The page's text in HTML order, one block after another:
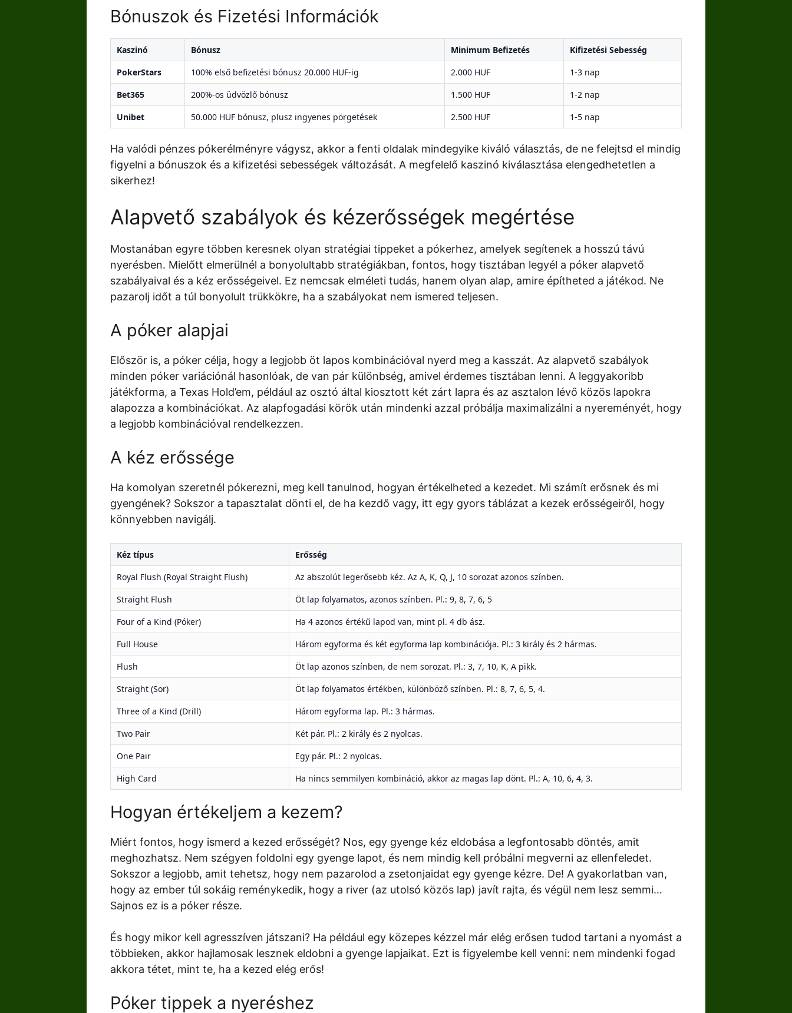
Bónuszok és Fizetési Információk
Kaszinó Bónusz Minimum Befizetés
Kifizetési Sebesség
PokerStars
100% első befizetési bónusz 20.000 HUF-ig 2.000 HUF
1-3 nap
Bet365
200%-os üdvözlő bónusz 1.500 HUF
1-2 nap
Unibet
50.000 HUF bónusz, plusz ingyenes pörgetések 2.500 HUF 1-5 nap
Ha valódi pénzes pókerélményre vágysz, akkor a fenti oldalak mindegyike kiváló választás, de ne felejtsd el mindig
figyelni a bónuszok és a kifizetési sebességek változását. A megfelelő kaszinó kiválasztása elengedhetetlen a
sikerhez!
Alapvető szabályok és kézerősségek megértése
Mostanában egyre többen keresnek olyan stratégiai tippeket a pókerhez, amelyek segítenek a hosszú távú
nyerésben. Mielőtt elmerülnél a bonyolultabb stratégiákban, fontos, hogy tisztában legyél a póker alapvető
szabályaival és a kéz erősségeivel. Ez nemcsak elméleti tudás, hanem olyan alap, amire építheted a játékod. Ne
pazarolj időt a túl bonyolult trükkökre, ha a szabályokat nem ismered teljesen.
A póker alapjai
Először is, a póker célja, hogy a legjobb öt lapos kombinációval nyerd meg a kasszát. Az alapvető szabályok
minden póker variációnál hasonlóak, de van pár különbség, amivel érdemes tisztában lenni. A leggyakoribb
játékforma, a Texas Hold’em, például az osztó által kiosztott két zárt lapra és az asztalon lévő közös lapokra
alapozza a kombinációkat. Az alapfogadási körök után mindenki azzal próbálja maximalizálni a nyereményét, hogy
a legjobb kombinációval rendelkezzen.
A kéz erőssége
Ha komolyan szeretnél pókerezni, meg kell tanulnod, hogyan értékelheted a kezedet. Mi számít erősnek és mi
gyengének? Sokszor a tapasztalat dönti el, de ha kezdő vagy, itt egy gyors táblázat a kezek erősségeiről, hogy
könnyebben navigálj.
Kéz típus
Erősség
Royal Flush (Royal Straight Flush)
Az abszolút legerősebb kéz. Az A, K, Q, J, 10 sorozat azonos színben.
Straight Flush
Öt lap folyamatos, azonos színben. Pl.: 9, 8, 7, 6, 5
Four of a Kind (Póker)
Ha 4 azonos értékű lapod van, mint pl. 4 db ász.
Full House
Három egyforma és két egyforma lap kombinációja. Pl.: 3 király és 2 hármas.
Flush
Öt lap azonos színben, de nem sorozat. Pl.: 3, 7, 10, K, A pikk.
Straight (Sor)
Öt lap folyamatos értékben, különböző színben. Pl.: 8, 7, 6, 5, 4.
Three of a Kind (Drill)
Három egyforma lap. Pl.: 3 hármas.
Two Pair
Két pár. Pl.: 2 király és 2 nyolcas.
One Pair
Egy pár. Pl.: 2 nyolcas.
High Card
Ha nincs semmilyen kombináció, akkor az magas lap dönt. Pl.: A, 10, 6, 4, 3.
Hogyan értékeljem a kezem?
Miért fontos, hogy ismerd a kezed erősségét? Nos, egy gyenge kéz eldobása a legfontosabb döntés, amit
meghozhatsz. Nem szégyen foldolni egy gyenge lapot, és nem mindig kell próbálni megverni az ellenfeledet.
Sokszor a legjobb, amit tehetsz, hogy nem pazarolod a zsetonjaidat egy gyenge kézre. De! A gyakorlatban van,
hogy az ember túl sokáig reménykedik, hogy a river (az utolsó közös lap) javít rajta, és végül nem lesz semmi…
Sajnos ez is a póker része.
És hogy mikor kell agresszíven játszani? Ha például egy közepes kézzel már elég erősen tudod tartani a nyomást a
többieken, akkor hajlamosak lesznek eldobni a gyenge lapjaikat. Ezt is figyelembe kell venni: nem mindenki fogad
akkora tétet, mint te, ha a kezed elég erős!
Póker tippek a nyeréshez